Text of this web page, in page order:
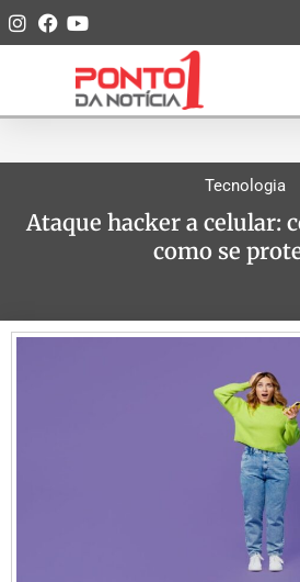
Tecnologia
Ataque hacker a celular:
como se